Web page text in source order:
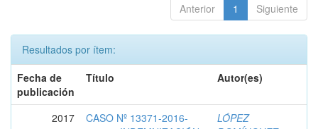
Anterior 1 Siguiente
Resultados por ítem:
Fecha de
publicación
Título Autor(es)
2017
CASO Nº 13371-2016-
LÓPEZ